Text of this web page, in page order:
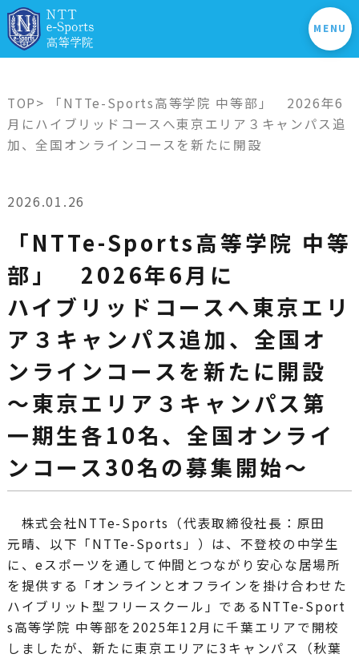
MENU
TOP> 「NTTe-Sports高等学院 中等部」 2026年6
月にハイブリッドコースへ東京エリア３キャンパス追
加、全国オンラインコースを新たに開設
2026.01.26
「NTTe-Sports高等学院 中等
部」 2026年6月に
ハイブリッドコースへ東京エリ
ア３キャンパス追加、全国オ
ンラインコースを新たに開設
～東京エリア３キャンパス第
一期生各10名、全国オンライ
ンコース30名の募集開始～
株式会社NTTe-Sports（代表取締役社長：原田
元晴、以下「NTTe-Sports」）は、不登校の中学生
に、eスポーツを通して仲間とつながり安心な居場所
を提供する「オンラインとオフラインを掛け合わせた
ハイブリット型フリースクール」であるNTTe-Sport
s高等学院 中等部を2025年12月に千葉エリアで開校
しましたが、新たに東京エリアに3キャンパス（秋葉